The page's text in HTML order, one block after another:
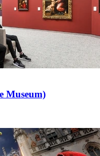
Museum)